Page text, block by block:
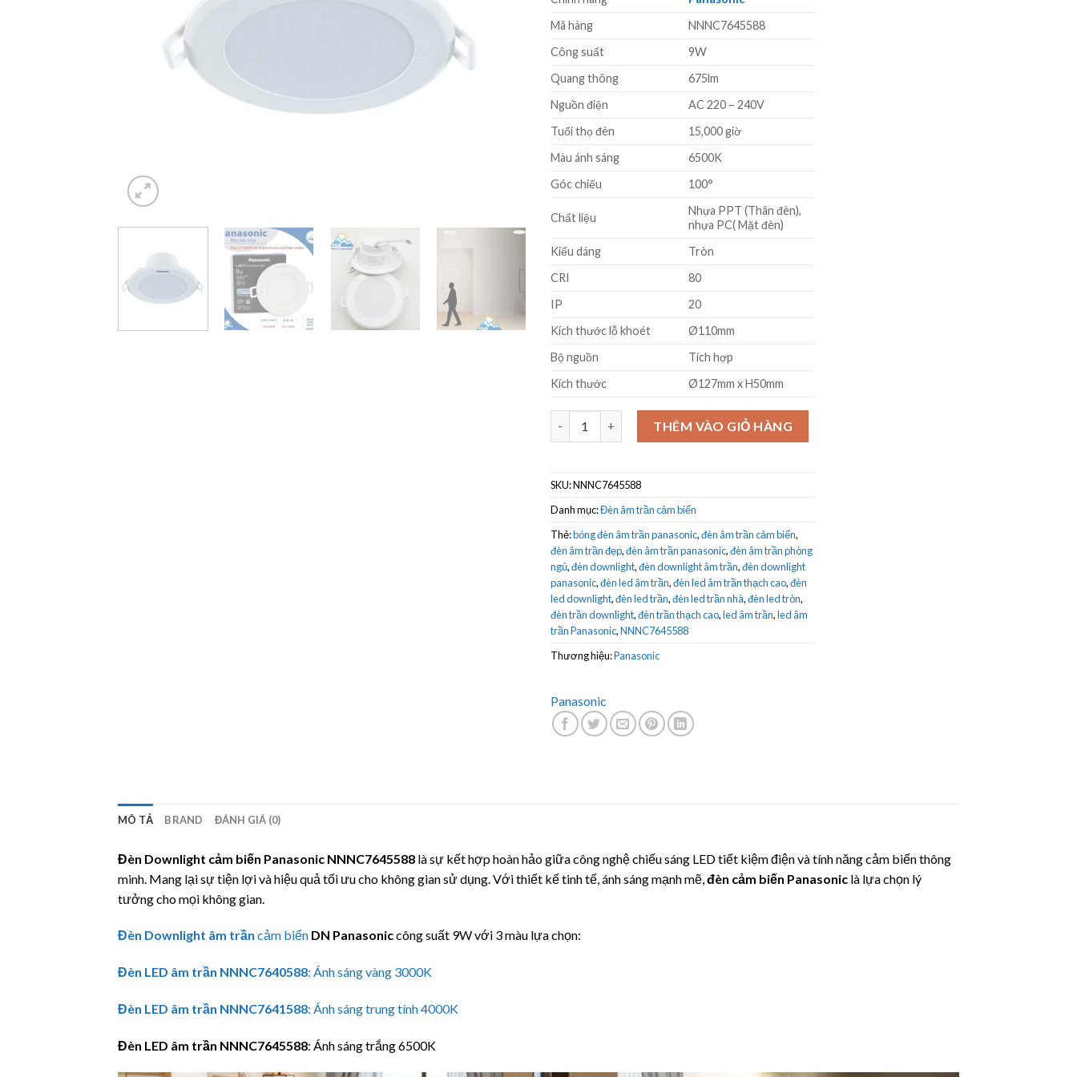
620.000 ₫.là:
Mã hàng
NNNC7645588
Công suất
9W
Quang thông
675lm
Nguồn điện
AC 220 – 240V
Tuổi thọ đèn
15,000 giờ
Màu ánh sáng
6500K
Góc chiếu
100°
Chất liệu
Nhựa PPT (Thân đèn),
nhựa PC( Mặt đèn)
Kiểu dáng
Tròn
CRI
80
IP
20
Kích thước lỗ khoét
Ø110mm
Bộ nguồn
Tích hợp
Kích thước
Ø127mm x H50mm
Đèn downlight cảm biến Panasonic NNNC7645588 9W, trắng số lượng
THÊM VÀO GIỎ HÀNG
SKU:NNNC7645588
Danh mục:Đèn âm trần cảm biến
Thẻ:bóng đèn âm trần panasonic,đèn âm trần cảm biến,
đèn âm trần đẹp,đèn âm trần panasonic,đèn âm trần phòng
ngủ,đèn downlight,đèn downlight âm trần,đèn downlight
panasonic,đèn led âm trần,đèn led âm trần thạch cao,đèn
led downlight,đèn led trần,đèn led trần nhà,đèn led tròn,
đèn trần downlight,đèn trần thạch cao,led âm trần,led âm
trần Panasonic,NNNC7645588
Thương hiệu:Panasonic
Panasonic
MÔ TẢ BRAND ĐÁNH GIÁ (0)
Đèn Downlight cảm biến Panasonic NNNC7645588 là sự kết hợp hoàn hảo giữa công nghệ chiếu sáng LED tiết kiệm điện và tính năng cảm biến thông
minh. Mang lại sự tiện lợi và hiệu quả tối ưu cho không gian sử dụng. Với thiết kế tinh tế, ánh sáng mạnh mẽ, đèn cảm biến Panasonic là lựa chọn lý
tưởng cho mọi không gian.
Đèn Downlight âm trần cảm biến DN Panasoniccông suất 9W với 3 màu lựa chọn:
Đèn LED âm trần NNNC7640588: Ánh sáng vàng 3000K
Đèn LED âm trần NNNC7641588: Ánh sáng trung tính 4000K
Đèn LED âm trần NNNC7645588: Ánh sáng trắng 6500K